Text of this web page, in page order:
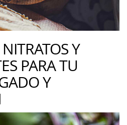
Y
PARA TU
Y